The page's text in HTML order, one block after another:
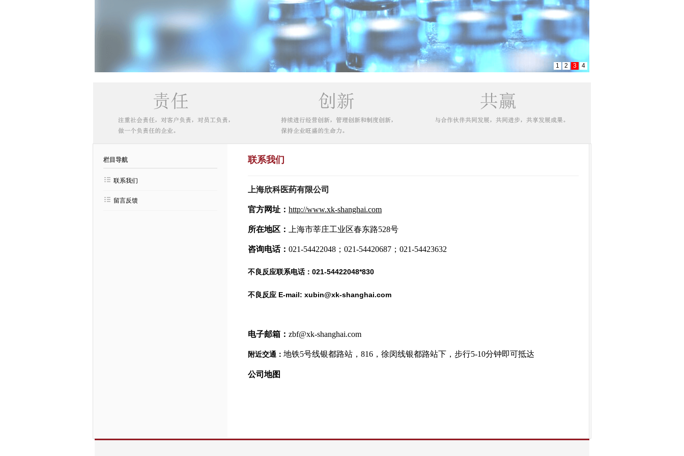
1 2 3 4
栏目导航
联系我们
留言反馈
联系我们
上海欣科医药有限公司
官方网址： http://www.xk-shanghai.com
所在地区： 上海市莘庄工业区春东路528号
咨询电话： 021-54422048； 021-54420687 ； 021-54423632
不良反应联系电话：021-54422048*830
不良反应 E-mail: xubin@xk-shanghai.com
电子邮箱： zbf@xk-shanghai.com
附近交通： 地铁5号线银都路站，816，徐闵线银都路站下，步行5-10分钟即可抵达
公司地图